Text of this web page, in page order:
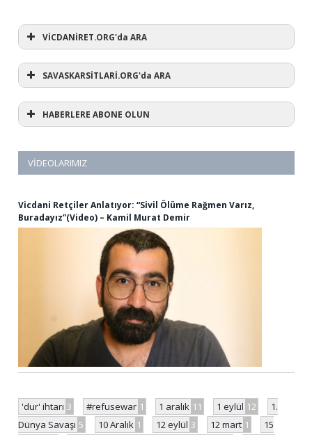
VİCDANİRET.ORG'da ARA
SAVASKARSİTLARİ.ORG'da ARA
HABERLERE ABONE OLUN
VIDEOLARIMIZ
Vicdani Retçiler Anlatıyor: “Sivil Ölüme Rağmen Varız,
Buradayız”(Video) – Kamil Murat Demir
'dur' ihtarı 3 #refusewar 1 1 aralık 11 1 eylül 12
1.
Dünya Savaşı 5 10 Aralık 1 12 eylül 3 12 mart 1
15